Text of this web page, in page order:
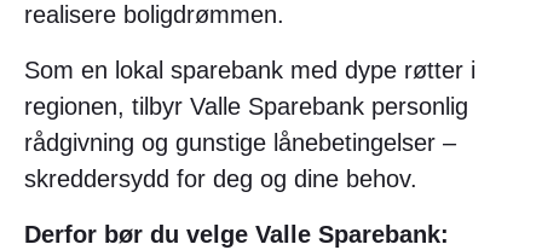
realisere boligdrømmen.
Som en lokal sparebank med dype røtter i
regionen, tilbyr Valle Sparebank personlig
rådgivning og gunstige lånebetingelser –
skreddersydd for deg og dine behov.
Derfor bør du velge Valle Sparebank: